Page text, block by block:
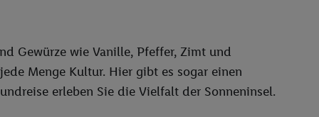
Gewürze wie Vanille, Pfeffer, Zimt und
Menge Kultur. Hier gibt es sogar einen
erleben Sie die Vielfalt der Sonneninsel.